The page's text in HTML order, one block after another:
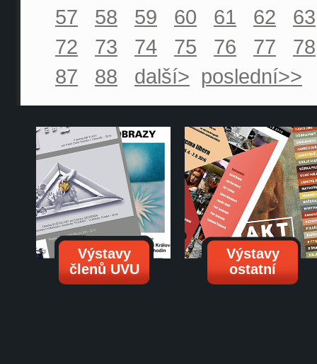
57
58 59 60 61 62
63
72
73 74 75 76 77
78
87
88 další> poslední>>
Výstavy
členů UVU
Výstavy
ostatní